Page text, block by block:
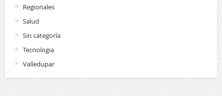
Regionales
Salud
Sin categoría
Tecnologia
Valledupar